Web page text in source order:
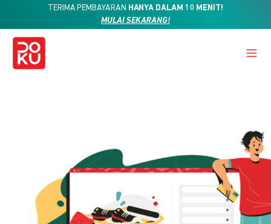
TERIMA PEMBAYARAN HANYA DALAM 10 MENIT!
MULAI SEKARANG!